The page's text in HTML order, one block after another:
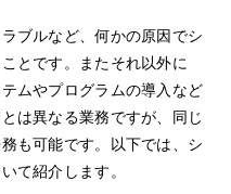
ブルなど、何かの原因でシ
とです。またそれ以外に
ムやプログラムの導入など
は異なる業務ですが、同じ
も可能です。以下では、シ
て紹介します。